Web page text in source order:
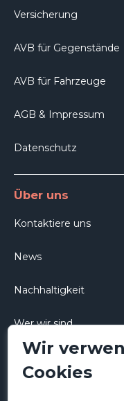
Wir
Cookies
Versicherung
AVB für Gegenstände
AVB für Fahrzeuge
AGB & Impressum
Datenschutz
Über uns
Kontaktiere uns
News
Nachhaltigkeit
Wer wir sind
Karriere